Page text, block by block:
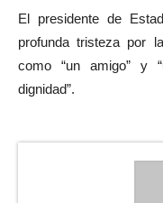
El presidente de
profunda tristeza por
como “un amigo” y
dignidad”.